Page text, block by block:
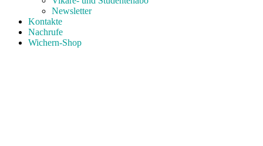
Newsletter
Kontakte
Nachrufe
Wichern-Shop